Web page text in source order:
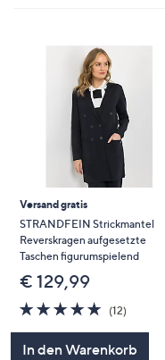
Versand gratis
STRANDFEIN Strickmantel
Reverskragen aufgesetzte
Taschen figurumspielend
€ 129,99
4.8
von
5
(12)
In den Warenkorb